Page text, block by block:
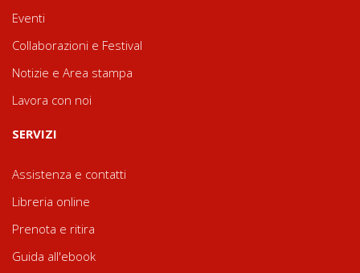
Eventi
Collaborazioni e Festival
Notizie e Area stampa
Lavora con noi
SERVIZI
Assistenza e contatti
Libreria online
Prenota e ritira
Guida all'ebook